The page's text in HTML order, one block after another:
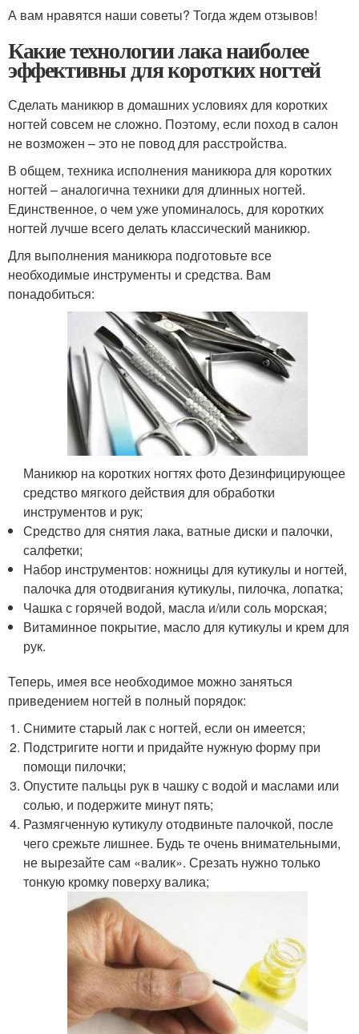
А вам нравятся наши советы? Тогда ждем отзывов!
Какие технологии лака наиболее
эффективны для коротких ногтей
Сделать маникюр в домашних условиях для коротких
ногтей совсем не сложно. Поэтому, если поход в салон
не возможен – это не повод для расстройства.
В общем, техника исполнения маникюра для коротких
ногтей – аналогична техники для длинных ногтей.
Единственное, о чем уже упоминалось, для коротких
ногтей лучше всего делать классический маникюр.
Для выполнения маникюра подготовьте все
необходимые инструменты и средства. Вам
понадобиться:
Маникюр на коротких ногтях фото Дезинфицирующее
средство мягкого действия для обработки
инструментов и рук;
Средство для снятия лака, ватные диски и палочки,
салфетки;
Набор инструментов: ножницы для кутикулы и ногтей,
палочка для отодвигания кутикулы, пилочка, лопатка;
Чашка с горячей водой, масла и/или соль морская;
Витаминное покрытие, масло для кутикулы и крем для
рук.
Теперь, имея все необходимое можно заняться
приведением ногтей в полный порядок:
Снимите старый лак с ногтей, если он имеется;
Подстригите ногти и придайте нужную форму при
помощи пилочки;
Опустите пальцы рук в чашку с водой и маслами или
солью, и подержите минут пять;
Размягченную кутикулу отодвиньте палочкой, после
чего срежьте лишнее. Будь те очень внимательными,
не вырезайте сам «валик». Срезать нужно только
тонкую кромку поверху валика;